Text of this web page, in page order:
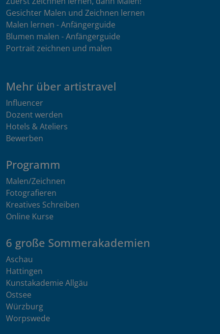
Gesichter Malen und Zeichnen lernen
Malen lernen - Anfängerguide
Blumen malen - Anfängerguide
Portrait zeichnen und malen
Mehr über artistravel
Influencer
Dozent werden
Hotels & Ateliers
Bewerben
Programm
Malen/Zeichnen
Fotografieren
Kreatives Schreiben
Online Kurse
6 große Sommerakademien
Aschau
Hattingen
Kunstakademie Allgäu
Ostsee
Würzburg
Worpswede